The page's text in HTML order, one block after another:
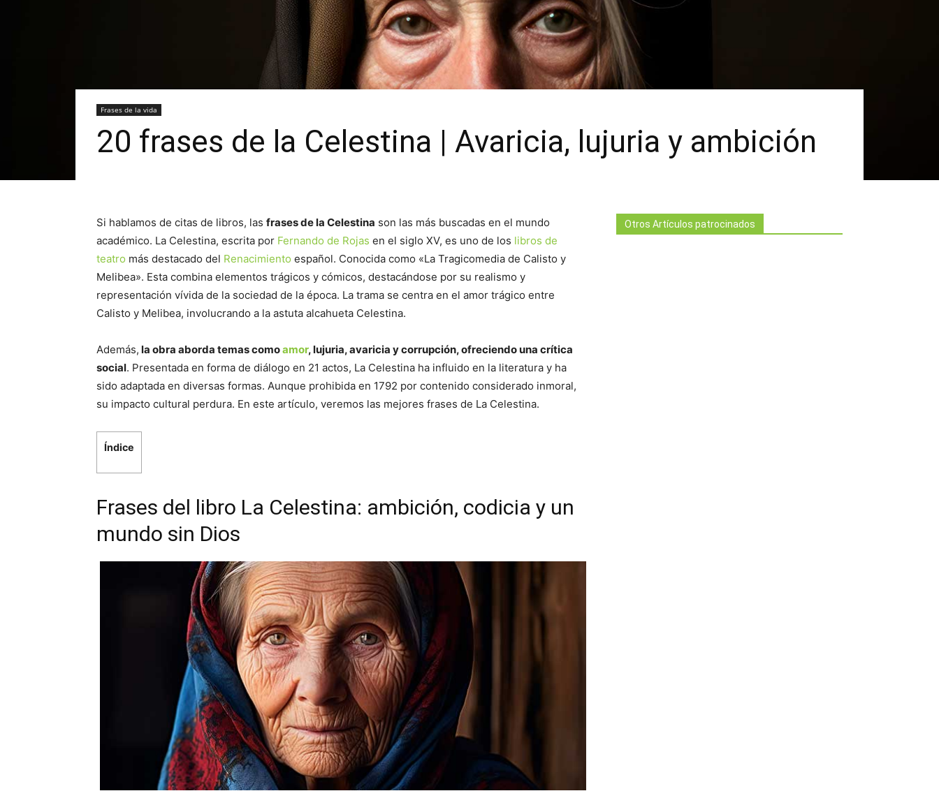
Frases de la vida
20 frases de la Celestina | Avaricia, lujuria y ambición
Si hablamos de citas de libros, las frases de la Celestina son las más buscadas en el mundo
académico. La Celestina, escrita por Fernando de Rojas en el siglo XV, es uno de los libros de
teatro más destacado del Renacimiento español. Conocida como «La Tragicomedia de Calisto y
Melibea». Esta combina elementos trágicos y cómicos, destacándose por su realismo y
representación vívida de la sociedad de la época. La trama se centra en el amor trágico entre
Calisto y Melibea, involucrando a la astuta alcahueta Celestina.
Además, la obra aborda temas comoamor, lujuria, avaricia y corrupción, ofreciendo una crítica
social. Presentada en forma de diálogo en 21 actos, La Celestina ha influido en la literatura y ha
sido adaptada en diversas formas. Aunque prohibida en 1792 por contenido considerado inmoral,
su impacto cultural perdura. En este artículo, veremos las mejores frases de La Celestina.
Índice
Frases del libro La Celestina: ambición, codicia y un
mundo sin Dios
Otros Artículos patrocinados